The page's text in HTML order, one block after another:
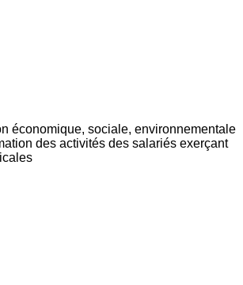
économique, sociale, environnementale
des activités des salariés exerçant